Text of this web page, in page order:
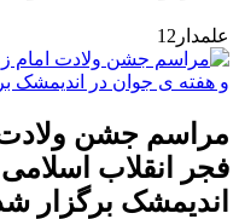
علمدار12
مراسم جشن
فجر انقلاب
اندیمشک برگزار